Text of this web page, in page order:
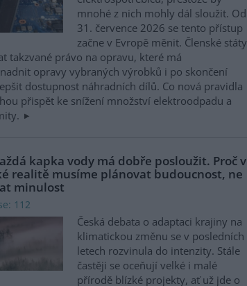
mnohé z nich mohly dál sloužit. Od
31. července 2026 se tento přístup
začne v Evropě měnit. Členské státy
takzvané právo na opravu, které má
opravy vybraných výrobků i po skončení
dostupnost náhradních dílů. Co nová pravidla
přispět ke snížení množství elektroodpadu a
kapka vody má dobře posloužit. Proč v
realitě musíme plánovat budoucnost, ne
minulost
112
Česká debata o adaptaci krajiny na
klimatickou změnu se v posledních
letech rozvinula do intenzity. Stále
častěji se oceňují velké i malé
přírodě blízké projekty, ať už jde o